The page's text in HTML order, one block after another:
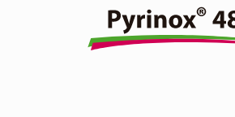
acción, actúa por contacto,
Ver producto